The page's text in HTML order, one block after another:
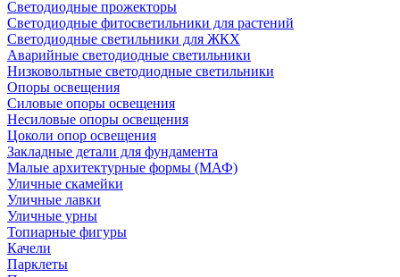
Светодиодные прожекторы
Светодиодные фитосветильники для растений
Светодиодные светильники для ЖКХ
Аварийные светодиодные светильники
Низковольтные светодиодные светильники
Опоры освещения
Силовые опоры освещения
Несиловые опоры освещения
Цоколи опор освещения
Закладные детали для фундамента
Малые архитектурные формы (МАФ)
Уличные скамейки
Уличные лавки
Уличные урны
Топиарные фигуры
Качели
Парклеты